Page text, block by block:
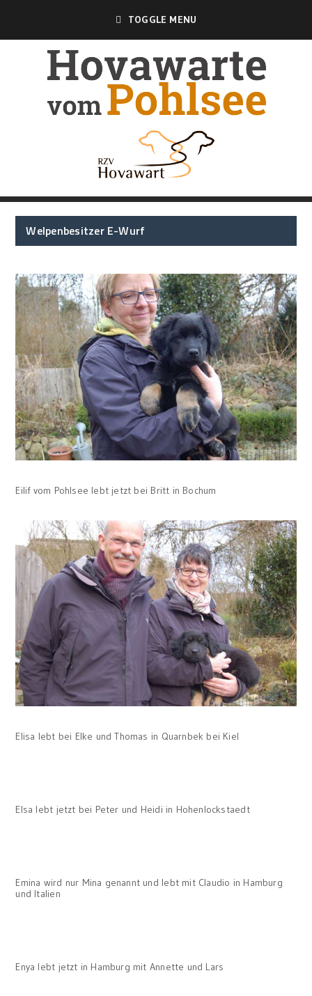
TOGGLE MENU
Welpenbesitzer E-Wurf
Eilif vom Pohlsee lebt jetzt bei Britt in Bochum
Elisa lebt bei Elke und Thomas in Quarnbek bei Kiel
Elsa lebt jetzt bei Peter und Heidi in Hohenlockstaedt
Emina wird nur Mina genannt und lebt mit Claudio in Hamburg
und Italien
Enya lebt jetzt in Hamburg mit Annette und Lars